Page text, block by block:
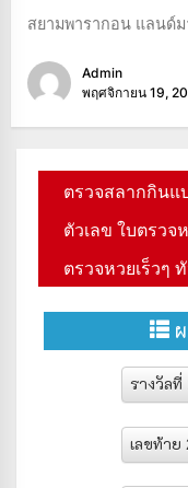
สยามพารากอน แลนด์ม
Admin
พฤศจิกายน 19,
ตรวจสลากกินแ
ตัวเลข ใบตรว
ตรวจหวยเร็วๆ